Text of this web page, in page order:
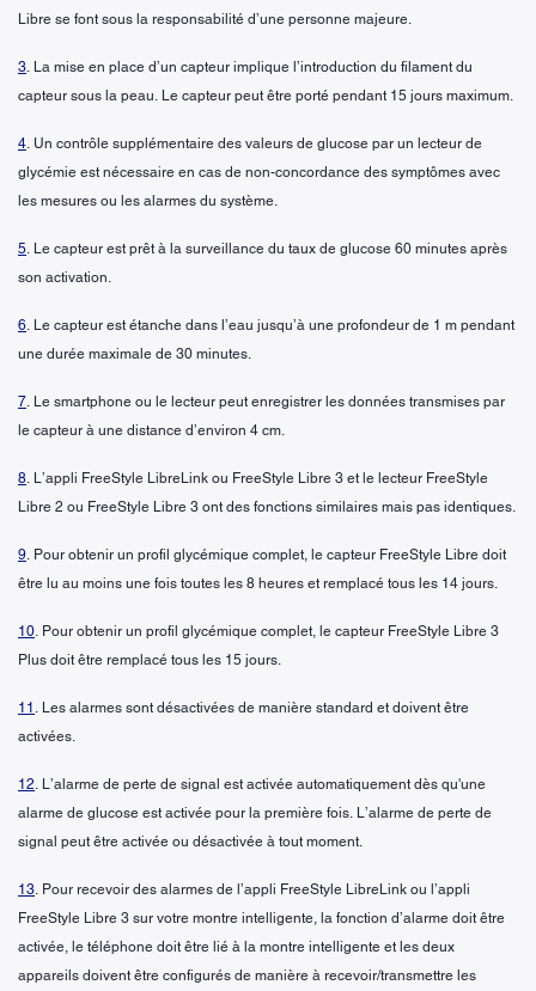
Libre se font sous la responsabilité d’une personne majeure.
3. La mise en place d’un capteur implique l’introduction du filament du
capteur sous la peau. Le capteur peut être porté pendant 15 jours maximum.
4. Un contrôle supplémentaire des valeurs de glucose par un lecteur de
glycémie est nécessaire en cas de non-concordance des symptômes avec
les mesures ou les alarmes du système.
5. Le capteur est prêt à la surveillance du taux de glucose 60 minutes après
son activation.
6. Le capteur est étanche dans l’eau jusqu’à une profondeur de 1 m pendant
une durée maximale de 30 minutes.
7. Le smartphone ou le lecteur peut enregistrer les données transmises par
le capteur à une distance d’environ 4 cm.
8. L’appli FreeStyle LibreLink ou FreeStyle Libre 3 et le lecteur FreeStyle
Libre 2 ou FreeStyle Libre 3 ont des fonctions similaires mais pas identiques.
9. Pour obtenir un profil glycémique complet, le capteur FreeStyle Libre doit
être lu au moins une fois toutes les 8 heures et remplacé tous les 14 jours.
10. Pour obtenir un profil glycémique complet, le capteur FreeStyle Libre 3
Plus doit être remplacé tous les 15 jours.
11 . Les alarmes sont désactivées de manière standard et doivent être
activées.
12. L’alarme de perte de signal est activée automatiquement dès qu'une
alarme de glucose est activée pour la première fois. L’alarme de perte de
signal peut être activée ou désactivée à tout moment.
13. Pour recevoir des alarmes de l’appli FreeStyle LibreLink ou l’appli
FreeStyle Libre 3 sur votre montre intelligente, la fonction d’alarme doit être
activée, le téléphone doit être lié à la montre intelligente et les deux
appareils doivent être configurés de manière à recevoir/transmettre les